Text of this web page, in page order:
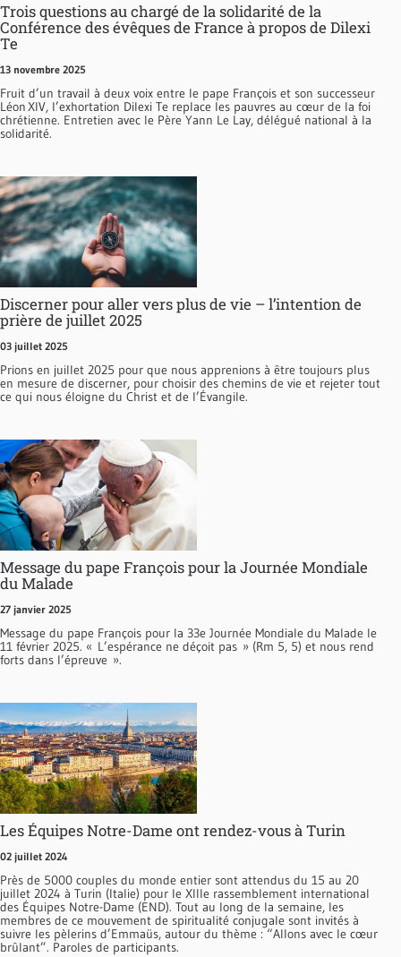
Trois questions au chargé de la solidarité de la
Conférence des évêques de France à propos de Dilexi
Te
13 novembre 2025
Fruit d’un travail à deux voix entre le pape François et son successeur
Léon XIV, l’exhortation Dilexi Te replace les pauvres au cœur de la foi
chrétienne. Entretien avec le Père Yann Le Lay, délégué national à la
solidarité.
Discerner pour aller vers plus de vie – l’intention de
prière de juillet 2025
03 juillet 2025
Prions en juillet 2025 pour que nous apprenions à être toujours plus
en mesure de discerner, pour choisir des chemins de vie et rejeter tout
ce qui nous éloigne du Christ et de l’Évangile.
Message du pape François pour la Journée Mondiale
du Malade
27 janvier 2025
Message du pape François pour la 33e Journée Mondiale du Malade le
11 février 2025. « L’espérance ne déçoit pas » (Rm 5, 5) et nous rend
forts dans l’épreuve ».
Les Équipes Notre-Dame ont rendez-vous à Turin
02 juillet 2024
Près de 5000 couples du monde entier sont attendus du 15 au 20
juillet 2024 à Turin (Italie) pour le XIIIe rassemblement international
des Équipes Notre-Dame (END). Tout au long de la semaine, les
membres de ce mouvement de spiritualité conjugale sont invités à
suivre les pèlerins d’Emmaüs, autour du thème : “Allons avec le cœur
brûlant”. Paroles de participants.